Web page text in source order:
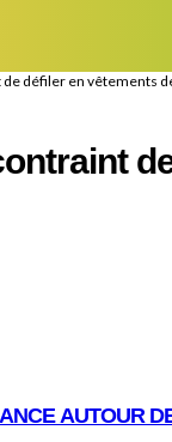
défiler en vêtements
AUTOUR